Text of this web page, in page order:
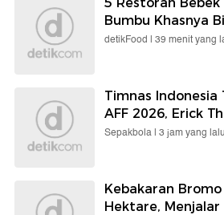
Bumbu Khasnya
detikFood | 39 menit yang
Timnas Indonesia
AFF 2026, Erick
Sepakbola | 3 jam yang lalu
Kebakaran
Hektare,